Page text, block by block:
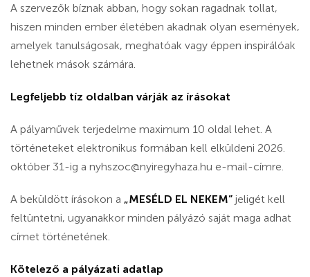
A szervezők bíznak abban, hogy sokan ragadnak tollat,
hiszen minden ember életében akadnak olyan események,
amelyek tanulságosak, meghatóak vagy éppen inspirálóak
lehetnek mások számára.
Legfeljebb tíz oldalban várják az írásokat
A pályaművek terjedelme maximum 10 oldal lehet. A
történeteket elektronikus formában kell elküldeni 2026.
október 31-ig a nyhszoc@nyiregyhaza.hu e-mail-címre.
A beküldött írásokon a „MESÉLD EL NEKEM” jeligét kell
feltüntetni, ugyanakkor minden pályázó saját maga adhat
címet történetének.
Kötelező a pályázati adatlap